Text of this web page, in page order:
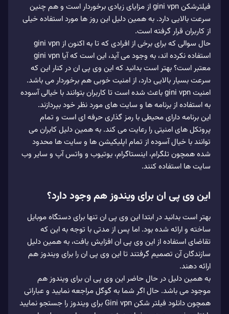
فیلترشکن gini vpn از مزایای زیادی برخوردار است و هم چنین
سرعت بالایی دارد. به همین دلیل این روز ها مورد استفاده خیلی
از کاربران قرار گرفته است.
حال سوالی که برای برخی از افرادی که تا به اکنون از gini vpn
استفاده نکرده اند، به وجود می آید، این است که آیا gini vpn
معتبر است؟ بهتر است بدانید که این وی پی ان در کنار این که
سرعت بسیار بالایی دارد، از امنیت خوبی هم برخوردار می باشد.
امنیت gini vpn باعث شده است تا کاربران بتوانند با خیالی آسوده
به استفاده از برنامه ها و سایت های مورد نظر خود بپردازند.
این برنامه دارای محیطی با رمز گذاری حرفه ای است و تمام
پروتکل های امنیتی را رعایت می‌ کند. به همین دلیل کابران می
توانند با خیال آسوده از تمام اپلیکیشن ها و سایت ها محدود
شده همچون تلگرام، اینستاگرام، یوتیوب و واتس آپ و سایر وب
سایت ها استفاده کنند.
این وی پی ان برای ویندوز هم وجود دارد؟
بهتر است بدانید در ابتدا این وی پی ان تنها برای دستگاه موبایل
ساخته و ارائه شده بود. اما پس از مدتی با توجه به این که
تقاضای استفاده از این وی پی ان افزایش یافت، به همین دلیل
سازندگان آن تصمیم گرفتند تا این وی پی ان را برای ویندوز هم
ارائه دهند.
به همین دلیل در حال حاضر این وی پی ان برای ویندوز هم
موجود می‌ باشد. حال اگر شما به گوگل مراجعه نمایید و عباراتی
همچون دانلود فیلتر شکن Gini vpn برای ویندوز را جستجو نمایید